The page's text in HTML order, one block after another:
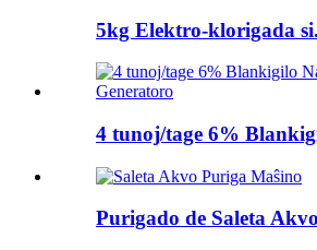
5kg Elektro-klorigada
4 tunoj/tage 6%
Purigado de Saleta